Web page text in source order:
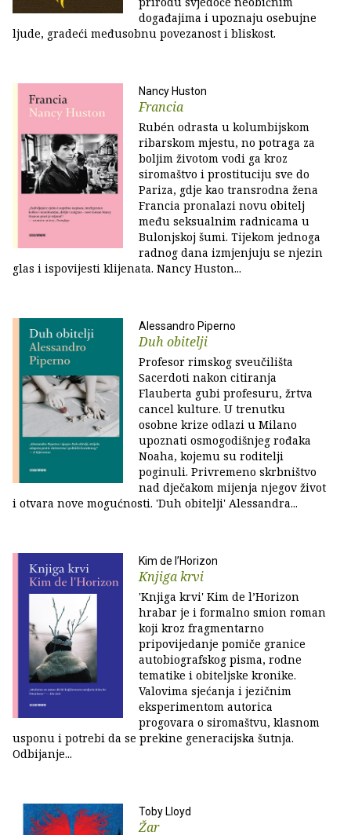
događajima i upoznaju osebujne
ljude, gradeći međusobnu povezanost i bliskost.
Nancy Huston
Francia
Rubén odrasta u kolumbijskom
ribarskom mjestu, no potraga za
boljim životom vodi ga kroz
siromaštvo i prostituciju sve do
Pariza, gdje kao transrodna žena
Francia pronalazi novu obitelj
među seksualnim radnicama u
Bulonjskoj šumi. Tijekom jednoga
radnog dana izmjenjuju se njezin
glas i ispovijesti klijenata. Nancy Huston...
Alessandro Piperno
Duh obitelji
Profesor rimskog sveučilišta
Sacerdoti nakon citiranja
Flauberta gubi profesuru, žrtva
cancel kulture. U trenutku
osobne krize odlazi u Milano
upoznati osmogodišnjeg rođaka
Noaha, kojemu su roditelji
poginuli. Privremeno skrbništvo
nad dječakom mijenja njegov život
i otvara nove mogućnosti. 'Duh obitelji' Alessandra...
Kim de l’Horizon
Knjiga krvi
'Knjiga krvi' Kim de l’Horizon
hrabar je i formalno smion roman
koji kroz fragmentarno
pripovijedanje pomiče granice
autobiografskog pisma, rodne
tematike i obiteljske kronike.
Valovima sjećanja i jezičnim
eksperimentom autorica
progovara o siromaštvu, klasnom
usponu i potrebi da se prekine generacijska šutnja.
Odbijanje...
Toby Lloyd
Žar